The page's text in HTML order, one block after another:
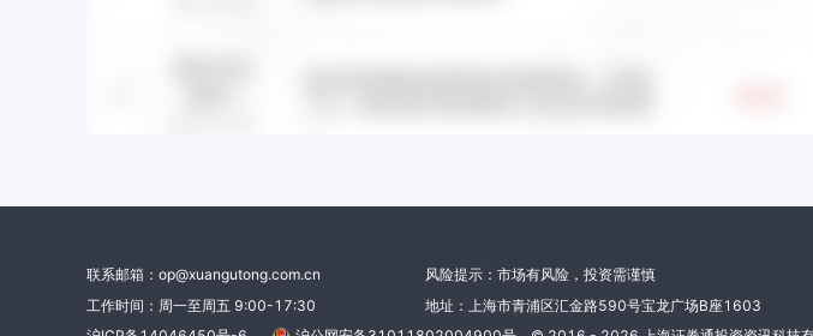
联系邮箱：op@xuangutong.com.cn
工作时间：周一至周五 9:00-17:30
风险提示：市场有风险，投资需谨慎
地址：上海市青浦区汇金路590号宝龙广场B座1603